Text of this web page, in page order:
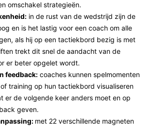
omschakel strategieën.
in de rust van de wedstrijd zijn de
en is het lastig voor een coach om alle
als hij op een tactiekbord bezig is met
trekt dit snel de aandacht van de
er beter opgelet wordt.
feedback: coaches kunnen spelmomenten
training op hun tactiekbord visualiseren
er de volgende keer anders moet en op
geven.
met 22 verschillende magneten